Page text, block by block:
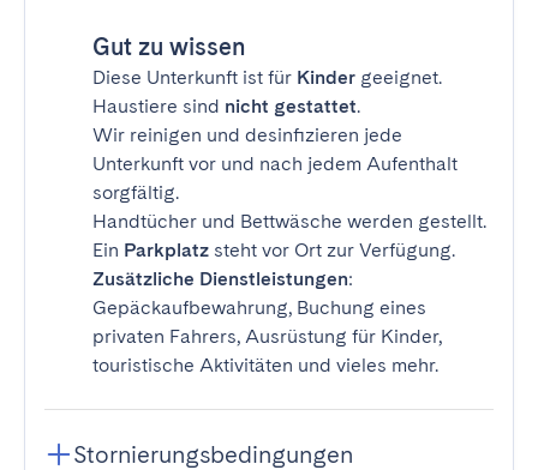
Gut zu wissen
Diese Unterkunft ist für Kinder geeignet.
Haustiere sind nicht gestattet.
Wir reinigen und desinfizieren jede
Unterkunft vor und nach jedem Aufenthalt
sorgfältig.
Handtücher und Bettwäsche werden gestellt.
Ein Parkplatz steht vor Ort zur Verfügung.
Zusätzliche Dienstleistungen:
Gepäckaufbewahrung, Buchung eines
privaten Fahrers, Ausrüstung für Kinder,
touristische Aktivitäten und vieles mehr.
Stornierungsbedingungen